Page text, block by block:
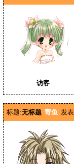
访客
标题:无标题 寄鱼 发